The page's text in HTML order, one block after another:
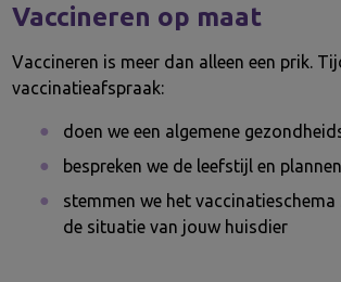
Vaccineren op maat
Vaccineren is meer dan alleen een prik.
vaccinatieafspraak:
doen we een algemene
bespreken we de leefstijl en
stemmen we het
de situatie van jouw huisdier